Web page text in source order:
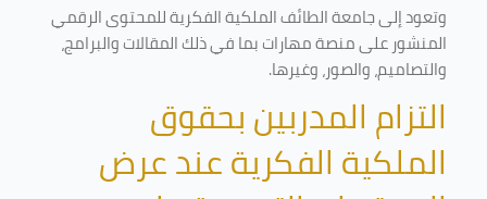
وتعود إلى جامعة الطائف الملكية الفكرية للمحتوى الرقمي
المنشور على منصة مهارات بما في ذلك المقالات والبرامج،
والتصاميم، والصور، وغيرها.
التزام المدربين بحقوق
الملكية الفكرية عند عرض